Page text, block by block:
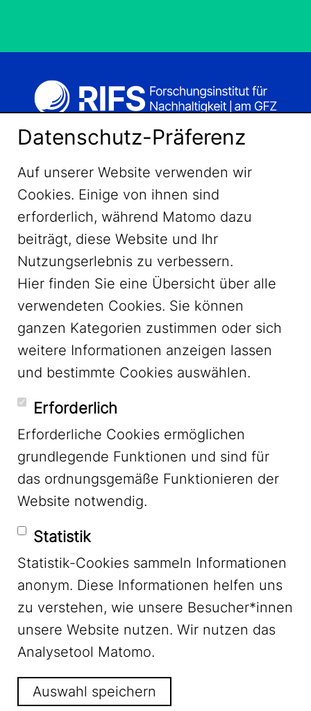
LinkedIn
YouTube
Mastodon
Footer Menu Impressum
Datenschutz
Datenschutz-Präferenz
Auf unserer Website verwenden wir
Cookies. Einige von ihnen sind
erforderlich, während Matomo dazu
beiträgt, diese Website und Ihr
Nutzungserlebnis zu verbessern.
Hier finden Sie eine Übersicht über alle
verwendeten Cookies. Sie können
ganzen Kategorien zustimmen oder sich
weitere Informationen anzeigen lassen
und bestimmte Cookies auswählen.
Erforderlich
Erforderliche Cookies ermöglichen
grundlegende Funktionen und sind für
das ordnungsgemäße Funktionieren der
Website notwendig.
Statistik
Statistik-Cookies sammeln Informationen
anonym. Diese Informationen helfen uns
zu verstehen, wie unsere Besucher*innen
unsere Website nutzen. Wir nutzen das
Analysetool Matomo.
Auswahl speichern